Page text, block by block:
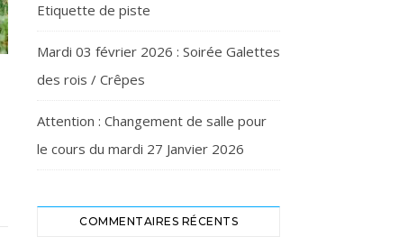
Etiquette de piste
Mardi 03 février 2026 : Soirée Galettes
des rois / Crêpes
Attention : Changement de salle pour
le cours du mardi 27 Janvier 2026
COMMENTAIRES RÉCENTS